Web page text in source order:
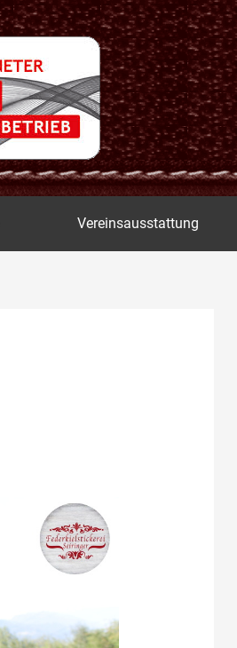
Vereinsausstattung